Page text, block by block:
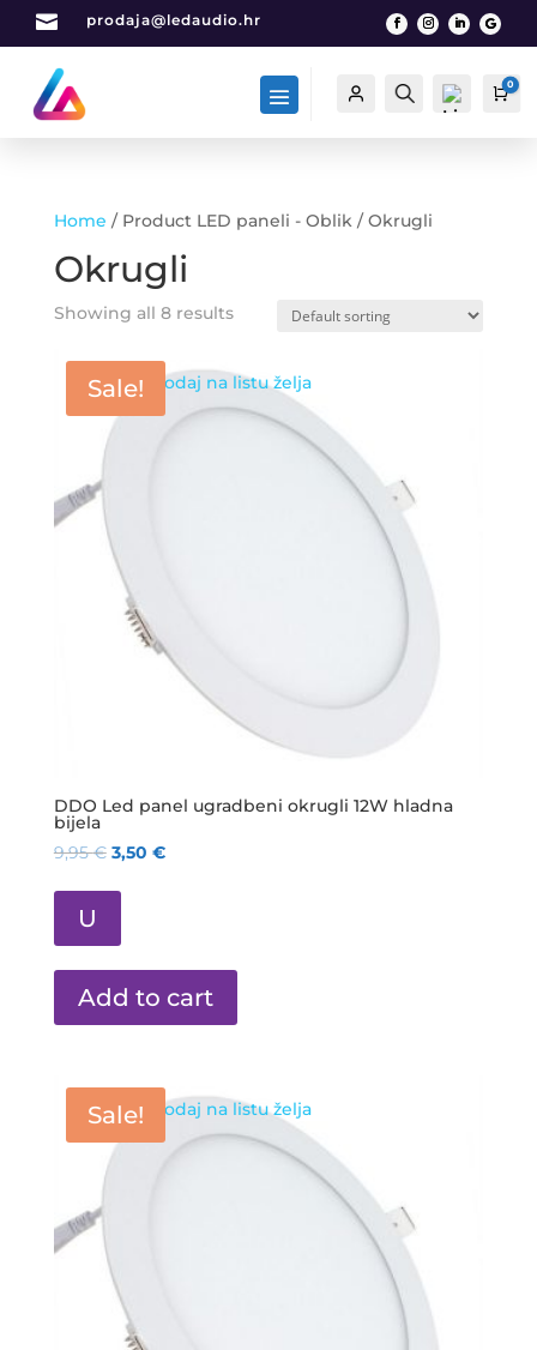
 prodaja@ledaudio.hr
Račun Traži 0
Home / Product LED paneli - Oblik / Okrugli
Okrugli
Showing all 8 results
Sale!
DDO Led panel ugradbeni okrugli 12W hladna
bijela
9,95€ 3,50 €
U
Dodaj na listu želja
Add to cart
Sale! Dodaj na listu želja